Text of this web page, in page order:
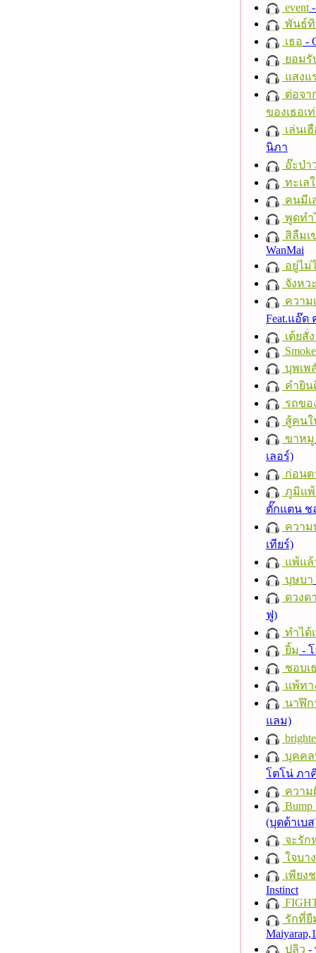
event
พันธ์
เธอ -
ยอมรั
แสงแ
ต่อจา
ของเธอเ
เล่นเ
นิภา
อ๊ะป่า
ทะเล
คนมีเ
พูดทำ
สิลืมเ
WanMai
อยู่ไม่
จังหว
ความ
Feat.แอ๊ด
เต้ยสั่
Smoke
บุพเพ
คำยิน
รถขอ
สู้คนใ
ขาหมู
เลอร์)
ก่อนต
ภูมิแพ้
ตั๊กแตน ช
ความ
เทียร์)
แพ้แล้
บุษบา
ดวงด
ฟู)
ทำได้
ยิ้ม -
ชอบเ
แพ้ทา
นาฬิก
แลม)
บุคคล
โตโน่ ภา
ความ
Bump
(บุดด้าเบ
จะรัก
ใจบาง
เพียง
Instinct
รักที่ยื
ปลิว -